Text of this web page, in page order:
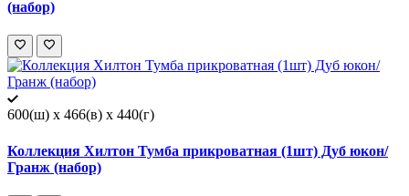
(набор)
600(ш) x 466(в) x 440(г)
Коллекция Хилтон Тумба прикроватная (1шт) Дуб юкон/
Гранж (набор)